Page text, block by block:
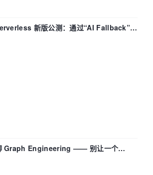
新版公测：通过“AI Fallback”与
流量治理底座
Graph Engineering —— 别让一个